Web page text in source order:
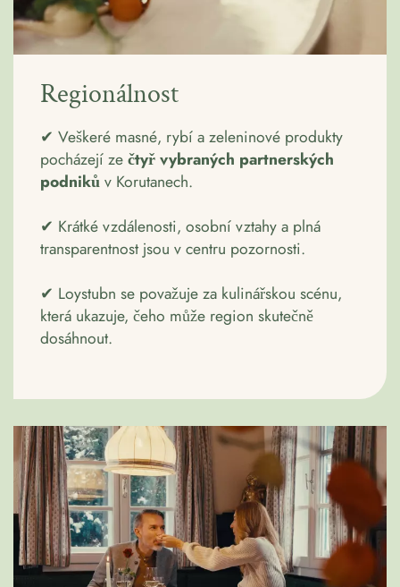
Regionálnost
✔ Veškeré masné, rybí a zeleninové produkty
pocházejí zečtyř vybraných partnerských
podnikův Korutanech.
✔ Krátké vzdálenosti, osobní vztahy a plná
transparentnost jsou v centru pozornosti.
✔ Loystubn se považuje za kulinářskou scénu,
která ukazuje, čeho může region skutečně
dosáhnout.